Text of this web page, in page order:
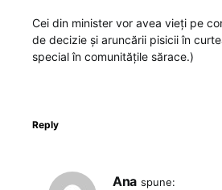
Cei din minister vor avea vieți pe
de decizie și aruncării pisicii în
special în comunitățile sărace.)
Reply
Ana spune: